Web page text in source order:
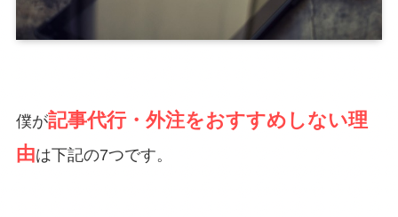
僕が記事代行・外注をおすすめしない理
由は下記の7つです。